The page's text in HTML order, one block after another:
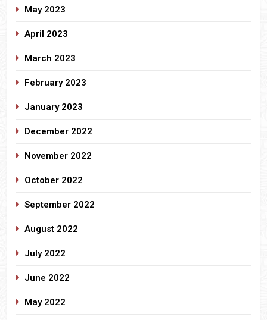
May 2023
April 2023
March 2023
February 2023
January 2023
December 2022
November 2022
October 2022
September 2022
August 2022
July 2022
June 2022
May 2022